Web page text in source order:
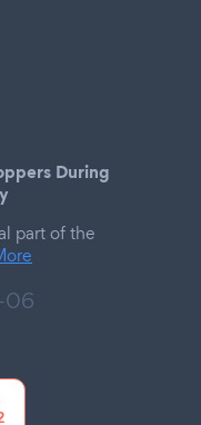
During
part of the